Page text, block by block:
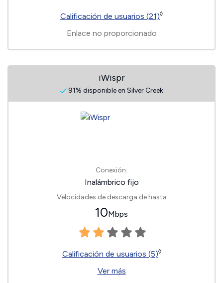
Calificación de usuarios (21)◊
Enlace no proporcionado
iWispr
91% disponible en Silver Creek
Conexión:
Inalámbrico fijo
Velocidades de descarga de hasta
10Mbps
Calificación de usuarios (5)◊
Ver más